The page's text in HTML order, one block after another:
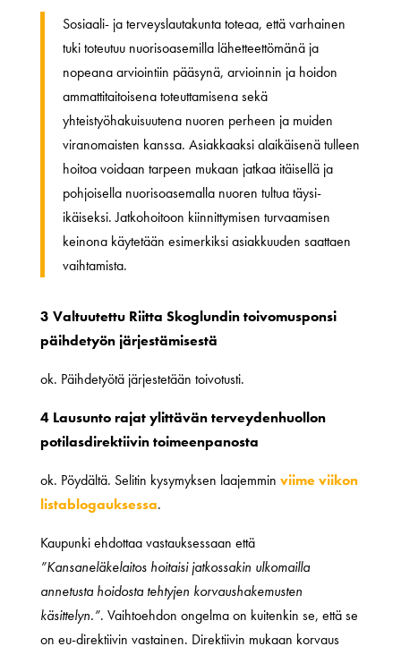
Sosiaali- ja terveyslautakunta toteaa, että varhainen
tuki toteutuu nuorisoasemilla lähetteettömänä ja
nopeana arviointiin pääsynä, arvioinnin ja hoidon
ammattitaitoisena toteuttamisena sekä
yhteistyöhakuisuutena nuoren perheen ja muiden
viranomaisten kanssa. Asiakkaaksi alaikäisenä tulleen
hoitoa voidaan tarpeen mukaan jatkaa itäisellä ja
pohjoisella nuorisoasemalla nuoren tultua täysi-
ikäiseksi. Jatkohoitoon kiinnittymisen turvaamisen
keinona käytetään esimerkiksi asiakkuuden saattaen
vaihtamista.
3 Valtuutettu Riitta Skoglundin toivomusponsi
päihdetyön järjestämisestä
ok. Päihdetyötä järjestetään toivotusti.
4 Lausunto rajat ylittävän terveydenhuollon
potilasdirektiivin toimeenpanosta
ok. Pöydältä. Selitin kysymyksen laajemmin viime viikon
listablogauksessa.
Kaupunki ehdottaa vastauksessaan että
”Kansaneläkelaitos hoitaisi jatkossakin ulkomailla
annetusta hoidosta tehtyjen korvaushakemusten
käsittelyn.”. Vaihtoehdon ongelma on kuitenkin se, että se
on eu-direktiivin vastainen. Direktiivin mukaan korvaus